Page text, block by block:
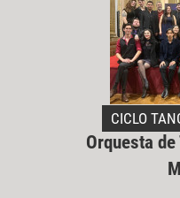
CICLO
Orquesta de